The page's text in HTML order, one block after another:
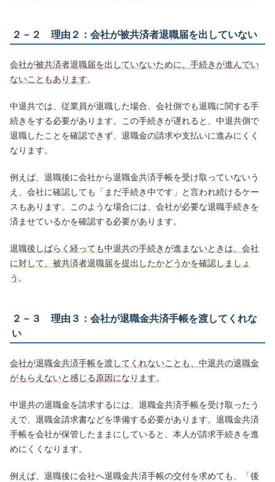
２－２ 理由２：会社が被共済者退職届を出していない
会社が被共済者退職届を出していないために、手続きが進んでい
ないこともあります。
中退共では、従業員が退職した場合、会社側でも退職に関する手
続きをする必要があります。この手続きが遅れると、中退共側で
退職したことを確認できず、退職金の請求や支払いに進みにくく
なります。
例えば、退職後に会社から退職金共済手帳を受け取っていないう
え、会社に確認しても「まだ手続き中です」と言われ続けるケー
スもあります。このような場合には、会社が必要な退職手続きを
済ませているかを確認する必要があります。
退職後しばらく経っても中退共の手続きが進まないときは、会社
に対して、被共済者退職届を提出したかどうかを確認しましょ
う 。
２－３ 理由３：会社が退職金共済手帳を渡してくれな
い
会社が退職金共済手帳を渡してくれないことも、中退共の退職金
がもらえないと感じる原因になります。
中退共の退職金を請求するには、退職金共済手帳を受け取ったう
えで、退職金請求書などを準備する必要があります。退職金共済
手帳を会社が保管したままにしていると、本人が請求手続きを進
めにくくなります。
例えば、退職後に会社へ退職金共済手帳の交付を求めても、「後